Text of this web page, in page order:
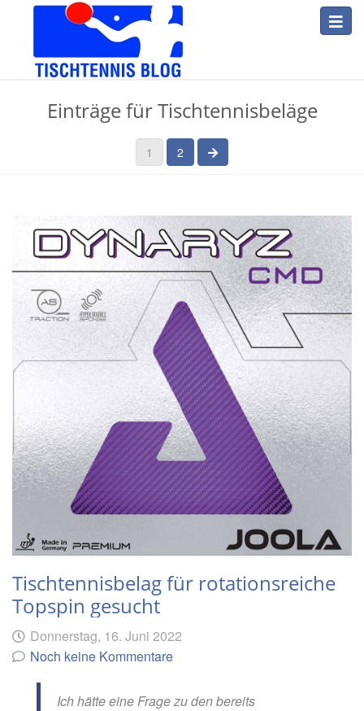
Skip
content
Tischtennis
Einträge für Tischtennisbeläge
1 2 nächste Seite
Tischtennisbelag für rotationsreiche
Topspin gesucht
Geschrieben
von
am Donnerstag, 16. Juni 2022
Noch keine Kommentare
Ich hätte eine Frage zu den bereits